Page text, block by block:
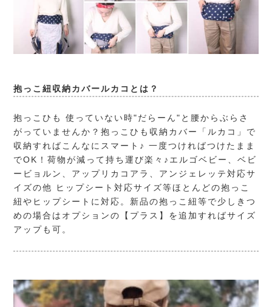
抱っこ紐収納カバールカコとは？
抱っこひも 使っていない時"だらーん"と腰からぶらさ
がっていませんか？抱っこひも収納カバー「ルカコ」で
収納すればこんなにスマート♪ 一度つければつけたまま
でOK！荷物が減って持ち運び楽々♪エルゴベビー、ベビ
ービョルン、アップリカコアラ、アンジェレッテ対応サ
イズの他 ヒップシート対応サイズ等ほとんどの抱っこ
紐やヒップシートに対応。新品の抱っこ紐等で少しきつ
めの場合はオプションの【プラス】を追加すればサイズ
アップも可。